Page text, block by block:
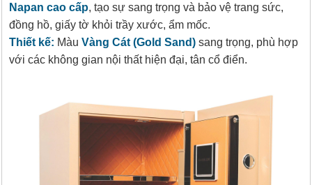
Napan cao cấp, tạo sự sang trọng và bảo vệ trang sức,
đồng hồ, giấy tờ khỏi trầy xước, ẩm mốc.
Thiết kế: Màu Vàng Cát (Gold Sand) sang trọng, phù hợp
với các không gian nội thất hiện đại, tân cổ điển.